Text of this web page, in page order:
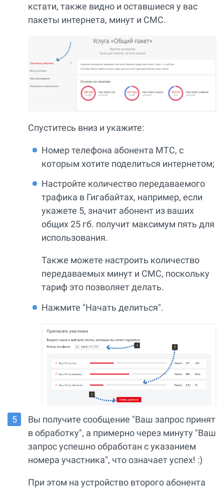
кстати, также видно и оставшиеся у вас
пакеты интернета, минут и СМС.
Спуститесь вниз и укажите:
Номер телефона абонента МТС, с
которым хотите поделиться интернетом;
Настройте количество передаваемого
трафика в Гигабайтах, например, если
укажете 5, значит абонент из ваших
общих 25 гб. получит максимум пять для
использования.
Также можете настроить количество
передаваемых минут и СМС, поскольку
тариф это позволяет делать.
Нажмите "Начать делиться".
Вы получите сообщение "Ваш запрос принят
в обработку", а примерно через минуту "Ваш
запрос успешно обработан с указанием
номера участника", что означает успех! :)
При этом на устройство второго абонента